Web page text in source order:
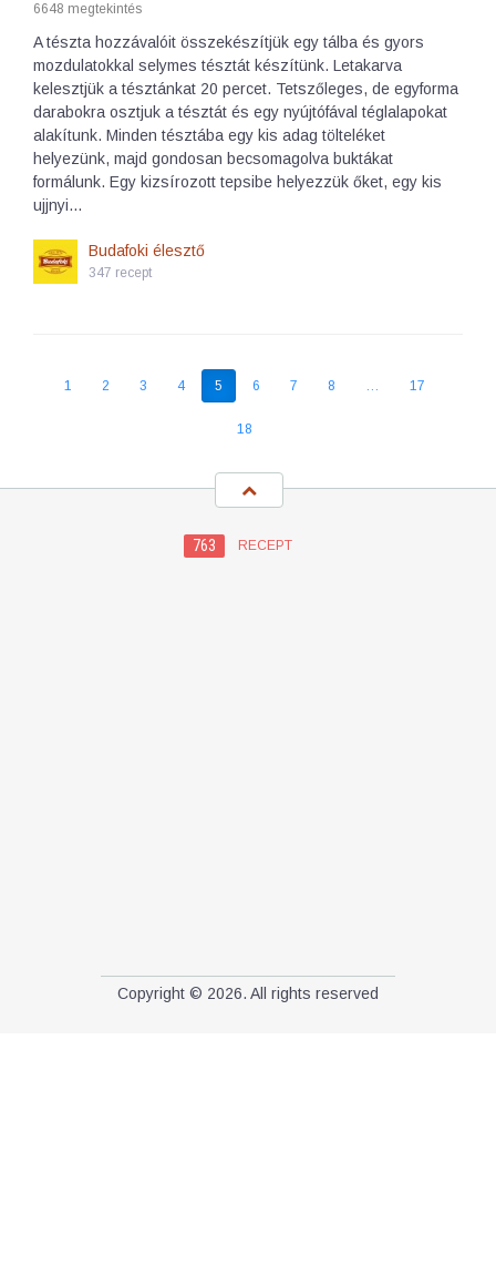
6648 megtekintés
A tészta hozzávalóit összekészítjük egy tálba és gyors
mozdulatokkal selymes tésztát készítünk. Letakarva
kelesztjük a tésztánkat 20 percet. Tetszőleges, de egyforma
darabokra osztjuk a tésztát és egy nyújtófával téglalapokat
alakítunk. Minden tésztába egy kis adag tölteléket
helyezünk, majd gondosan becsomagolva buktákat
formálunk. Egy kizsírozott tepsibe helyezzük őket, egy kis
ujjnyi…
Budafoki élesztő
347 recept
1 2 3 4 5 6 7 8 … 17
18
763 RECEPT
Copyright © 2026. All rights reserved